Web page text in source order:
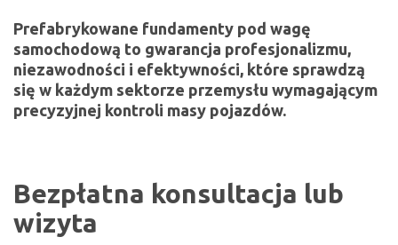
Prefabrykowane fundamenty pod wagę
samochodową to gwarancja profesjonalizmu,
niezawodności i efektywności, które sprawdzą
się w każdym sektorze przemysłu wymagającym
precyzyjnej kontroli masy pojazdów.
Bezpłatna konsultacja lub
wizyta